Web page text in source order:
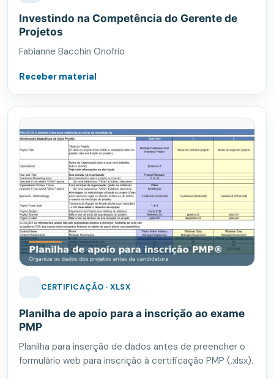
Investindo na Competência do Gerente de
Projetos
Fabianne Bacchin Onofrio
Receber material
CERTIFICAÇÃO · XLSX
Planilha de apoio para a inscrição ao exame
PMP
Planilha para inserção de dados antes de preencher o
formulário web para inscrição à certificação PMP (.xlsx).